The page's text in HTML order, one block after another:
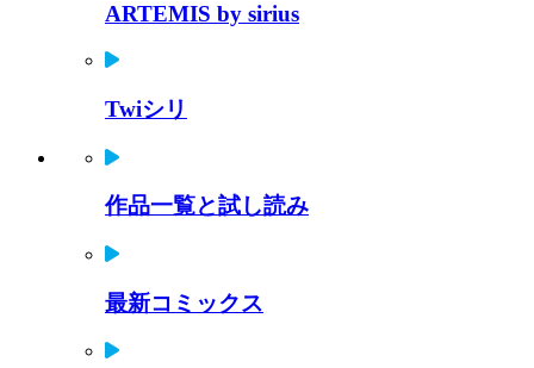
ARTEMIS by sirius
Twiシリ
作品一覧と試し読み
最新コミックス